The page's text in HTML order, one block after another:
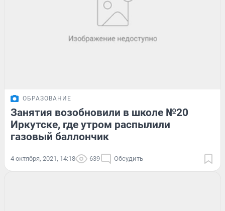
ОБРАЗОВАНИЕ
Занятия возобновили в школе №20
Иркутске, где утром распылили
газовый баллончик
4 октября, 2021, 14:18 639 Обсудить